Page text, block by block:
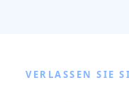
VERLASSEN SIE